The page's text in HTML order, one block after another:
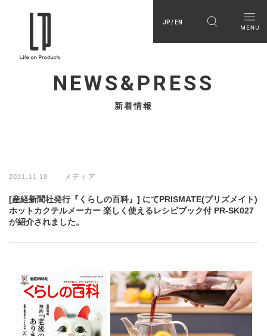
JP / EN
NEWS&PRESS
新着情報
2021.11.18 メディア
[産経新聞社発行『くらしの百科』] にてPRISMATE(プリズメイト)
ホットカクテルメーカー 楽しく使えるレシピブック付 PR-SK027
が紹介されました。